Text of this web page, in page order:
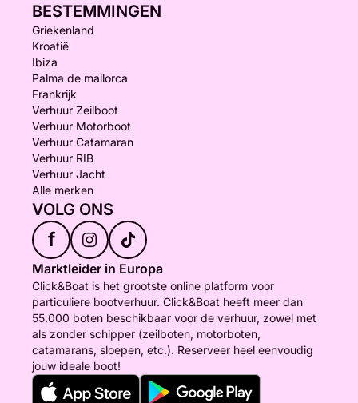
BESTEMMINGEN
Griekenland
Kroatië
Ibiza
Palma de mallorca
Frankrijk
Verhuur Zeilboot
Verhuur Motorboot
Verhuur Catamaran
Verhuur RIB
Verhuur Jacht
Alle merken
VOLG ONS
f
Marktleider in Europa
Click&Boat is het grootste online platform voor
particuliere bootverhuur. Click&Boat heeft meer dan
55.000 boten beschikbaar voor de verhuur, zowel met
als zonder schipper (zeilboten, motorboten,
catamarans, sloepen, etc.). Reserveer heel eenvoudig
jouw ideale boot!